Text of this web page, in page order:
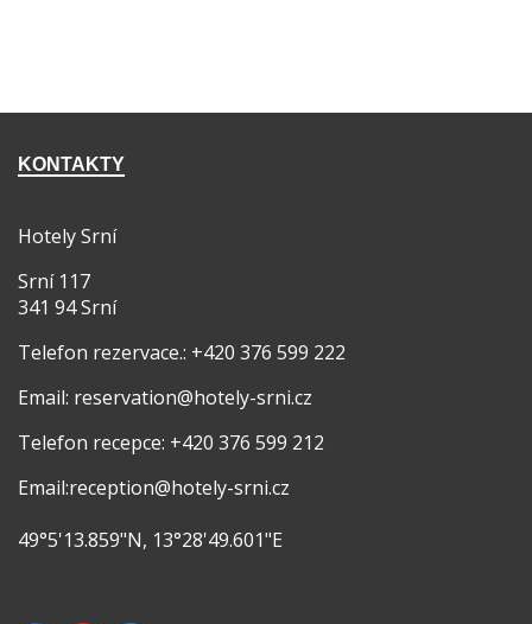
KONTAKTY
Hotely Srní
Srní 117
341 94 Srní
Telefon rezervace.: +420 376 599 222
Email: reservation@hotely-srni.cz
Telefon recepce: +420 376 599 212
Email:reception@hotely-srni.cz
49°5'13.859"N, 13°28'49.601"E